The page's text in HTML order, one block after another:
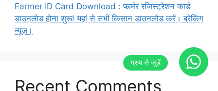
Farmer ID Card Download : फार्मर रजिस्ट्रेशन कार्ड
डाउनलोड होना शुरू! यहां से सभी किसान डाउनलोड करें। ब्रेकिंग
न्यूज़।
Recent Comments